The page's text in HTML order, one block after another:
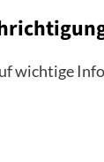
wichtige